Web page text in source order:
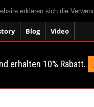
erklären sich die
Blog Video
erhalten 10% Rabatt.